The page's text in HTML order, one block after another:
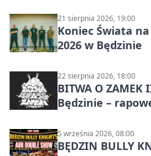
21 sierpnia 2026, 19:00
Koniec Świata
2026 w Będzinie
22 sierpnia 2026, 18:00
BITWA O ZAMEK
Będzinie –
5 września 2026, 08:00
BĘDZIN BULLY